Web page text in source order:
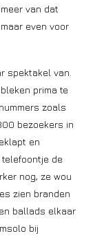
van dat
even voor
spektakel van.
prima te
zoals
bezoekers in
en
telefoontje de
nog, ze wou
zien branden
ballads elkaar
bij